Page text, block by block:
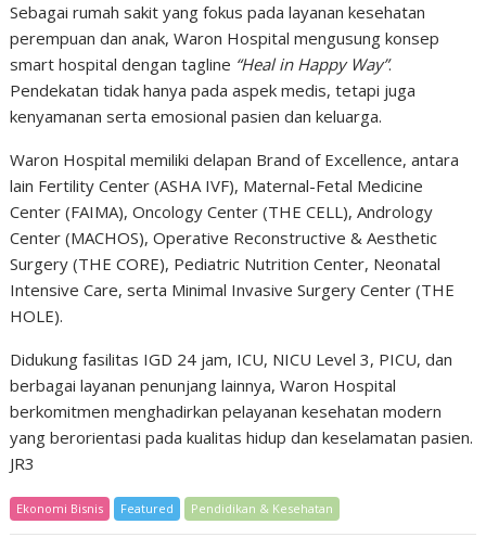
Sebagai rumah sakit yang fokus pada layanan kesehatan
perempuan dan anak, Waron Hospital mengusung konsep
smart hospital dengan tagline “Heal in Happy Way”.
Pendekatan tidak hanya pada aspek medis, tetapi juga
kenyamanan serta emosional pasien dan keluarga.
Waron Hospital memiliki delapan Brand of Excellence, antara
lain Fertility Center (ASHA IVF), Maternal-Fetal Medicine
Center (FAIMA), Oncology Center (THE CELL), Andrology
Center (MACHOS), Operative Reconstructive & Aesthetic
Surgery (THE CORE), Pediatric Nutrition Center, Neonatal
Intensive Care, serta Minimal Invasive Surgery Center (THE
HOLE).
Didukung fasilitas IGD 24 jam, ICU, NICU Level 3, PICU, dan
berbagai layanan penunjang lainnya, Waron Hospital
berkomitmen menghadirkan pelayanan kesehatan modern
yang berorientasi pada kualitas hidup dan keselamatan pasien.
JR3
Ekonomi Bisnis Featured Pendidikan & Kesehatan